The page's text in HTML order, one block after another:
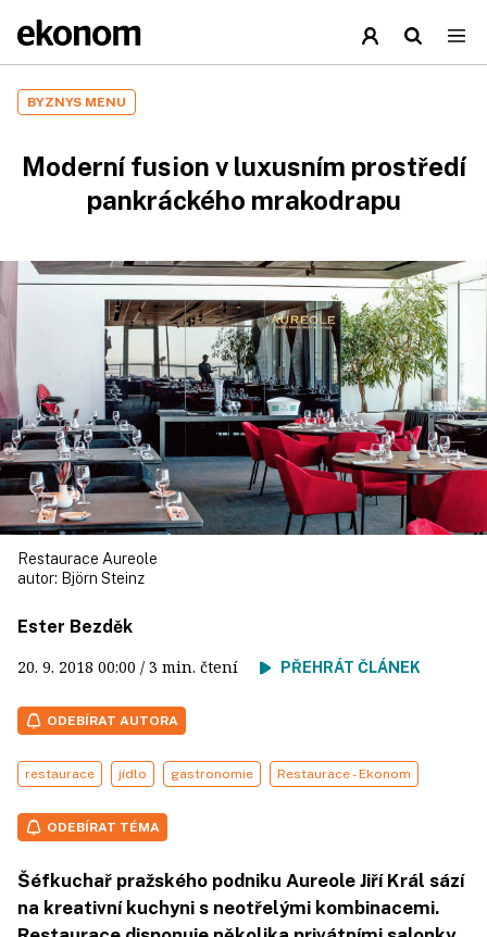
BYZNYS MENU
Moderní fusion v luxusním prostředí
pankráckého mrakodrapu
Restaurace Aureole
autor: Björn Steinz
Ester Bezděk
20. 9. 2018 00:00 / 3 min. čtení PŘEHRÁT ČLÁNEK
ODEBÍRAT AUTORA
restaurace jídlo gastronomie Restaurace - Ekonom
ODEBÍRAT TÉMA
Šéfkuchař pražského podniku Aureole Jiří Král sází
na kreativní kuchyni s neotřelými kombinacemi.